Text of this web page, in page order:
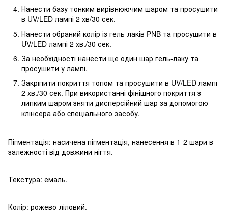
Нанести базу тонким вирівнюючим шаром та просушити
в UV/LED лампі 2 хв/30 сек.
Нанести обраний колір із гель-лаків PNB та просушити в
UV/LED лампі 2 хв./30 сек.
За необхідності нанести ще один шар гель-лаку та
просушити у лампі.
Закріпити покриття топом та просушити в UV/LED лампі
2 хв./30 сек. При використанні фінішного покриття з
липким шаром зняти дисперсійний шар за допомогою
клінсера або cпеціального засобу.
Пігментація: насичена пігментація, нанесення в 1-2 шари в
залежності від довжини нігтя.
Текстура: емаль.
Колір: рожево-ліловий.